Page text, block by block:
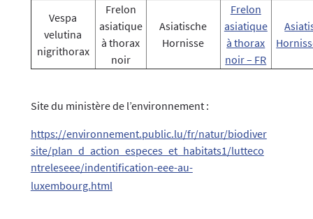
Vespa
velutina
nigrithorax
Frelon
asiatique
à thorax
noir
Asiatische
Hornisse
Frelon
asiatique
à thorax
noir – FR
Site du ministère de l’environnement :
https://environnement.public.lu/fr/natur/biodiver
site/plan_d_action_especes_et_habitats1/lutteco
ntreleseee/indentification-eee-au-
luxembourg.html